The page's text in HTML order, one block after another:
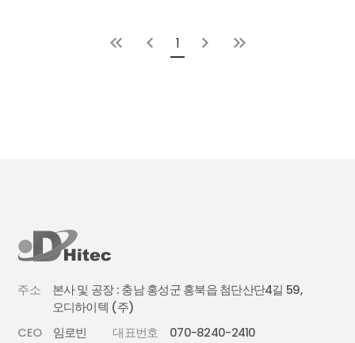
1
주소
본사 및 공장 : 충남 홍성군 홍북읍 첨단산단4길 59,
오디하이텍 (주)
CEO
임로빈 대표번호 070-8240-2410